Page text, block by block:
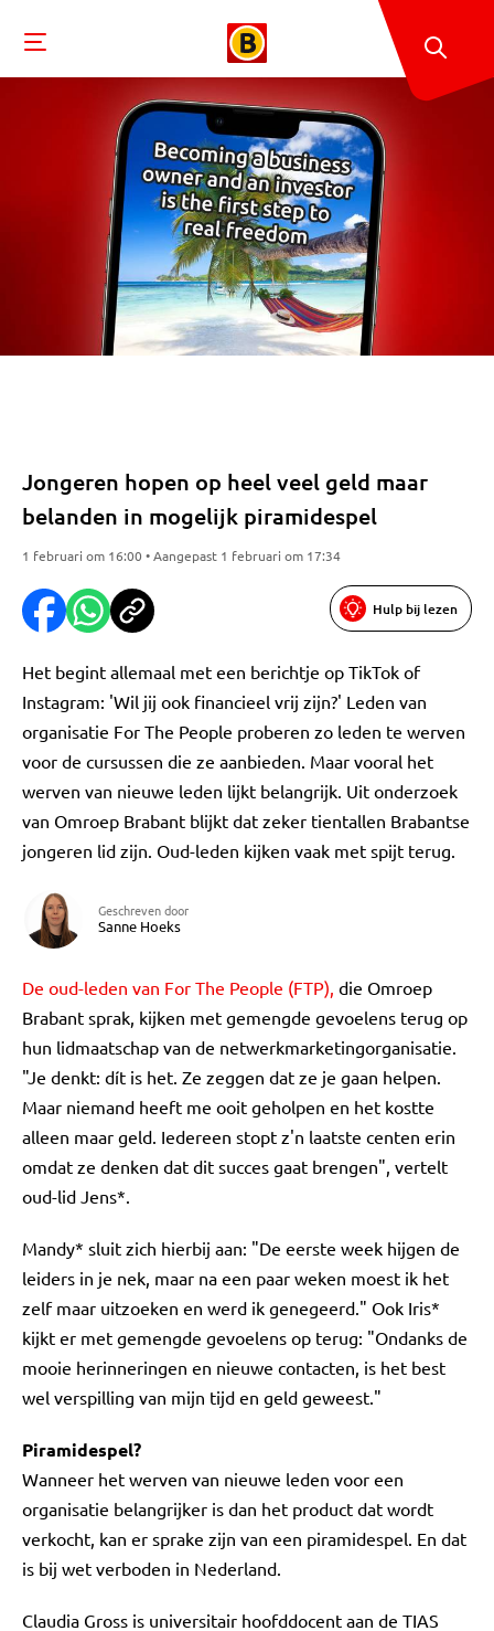
Jongeren hopen op heel veel geld maar
belanden in mogelijk piramidespel
1 februari om 16:00 • Aangepast 1 februari om 17:34
Hulp bij lezen
Het begint allemaal met een berichtje op TikTok of
Instagram: 'Wil jij ook financieel vrij zijn?' Leden van
organisatie For The People proberen zo leden te werven
voor de cursussen die ze aanbieden. Maar vooral het
werven van nieuwe leden lijkt belangrijk. Uit onderzoek
van Omroep Brabant blijkt dat zeker tientallen Brabantse
jongeren lid zijn. Oud-leden kijken vaak met spijt terug.
Geschreven door
Sanne Hoeks
De oud-leden van For The People (FTP), die Omroep
Brabant sprak, kijken met gemengde gevoelens terug op
hun lidmaatschap van de netwerkmarketingorganisatie.
"Je denkt: dít is het. Ze zeggen dat ze je gaan helpen.
Maar niemand heeft me ooit geholpen en het kostte
alleen maar geld. Iedereen stopt z'n laatste centen erin
omdat ze denken dat dit succes gaat brengen", vertelt
oud-lid Jens*.
Mandy* sluit zich hierbij aan: "De eerste week hijgen de
leiders in je nek, maar na een paar weken moest ik het
zelf maar uitzoeken en werd ik genegeerd." Ook Iris*
kijkt er met gemengde gevoelens op terug: "Ondanks de
mooie herinneringen en nieuwe contacten, is het best
wel verspilling van mijn tijd en geld geweest."
Piramidespel?
Wanneer het werven van nieuwe leden voor een
organisatie belangrijker is dan het product dat wordt
verkocht, kan er sprake zijn van een piramidespel. En dat
is bij wet verboden in Nederland.
Claudia Gross is universitair hoofddocent aan de TIAS